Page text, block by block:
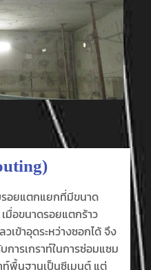
รอยแตกแยกที่มีขนาด
มื่อขนาดรอยแตกร้าว
เข้าอุดระหว่างซอกได้ จึง
การเกราท์ในการซ่อมแซม
ท์พื้นฐานเป็นซีเมนต์ แต่